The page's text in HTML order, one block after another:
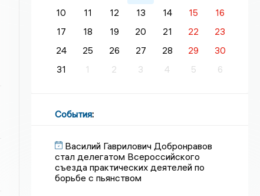
10
11 12 13 14 15
16
17
18 19 20 21 22
23
24
25 26 27 28 29
30
31
1 2 3 4 5 6
События:
Василий Гаврилович Добронравов
стал делегатом Всероссийского
съезда практических деятелей по
борьбе с пьянством